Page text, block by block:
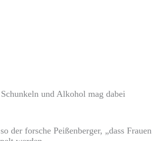
und Alkohol mag dabei
der forsche Peißenberger, „dass Frauen